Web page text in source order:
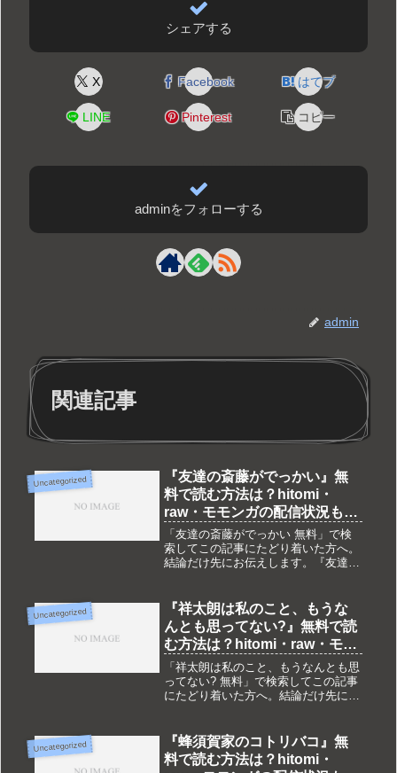
シェアする
X Facebook はてブ
LINE Pinterest コピー
adminをフォローする
admin
関連記事
Uncategorized
『友達の斎藤がでっかい』無
料で読む方法は？hitomi・
raw・モモンガの配信状況も調
査
「友達の斎藤がでっかい 無料」で検
索してこの記事にたどり着いた方へ。
結論だけ先にお伝えします。『友達の
pdf・zipなどでは配信されておらず、
完全無料で読める合...
Uncategorized
『祥太朗は私のこと、もうな
んとも思ってない?』無料で読
む方法は？hitomi・raw・モモ
ンガの配信状況も調査
「祥太朗は私のこと、もうなんとも思
ってない? 無料」で検索してこの記事
にたどり着いた方へ。結論だけ先にお
DLsite独占配信です。hitomi・raw・モ
モンガ・pdf・zip...
Uncategorized
『蜂須賀家のコトリバコ』無
料で読む方法は？hitomi・